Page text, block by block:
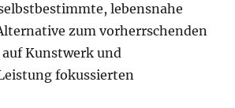
lebensnahe
zum vorherrschenden
Kunstwerk und
fokussierten